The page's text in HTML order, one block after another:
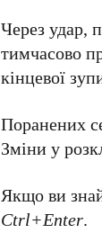
Через удар,
тимчасово
кінцевої
Поранених
Зміни у
Якщо ви
Ctrl+Enter.